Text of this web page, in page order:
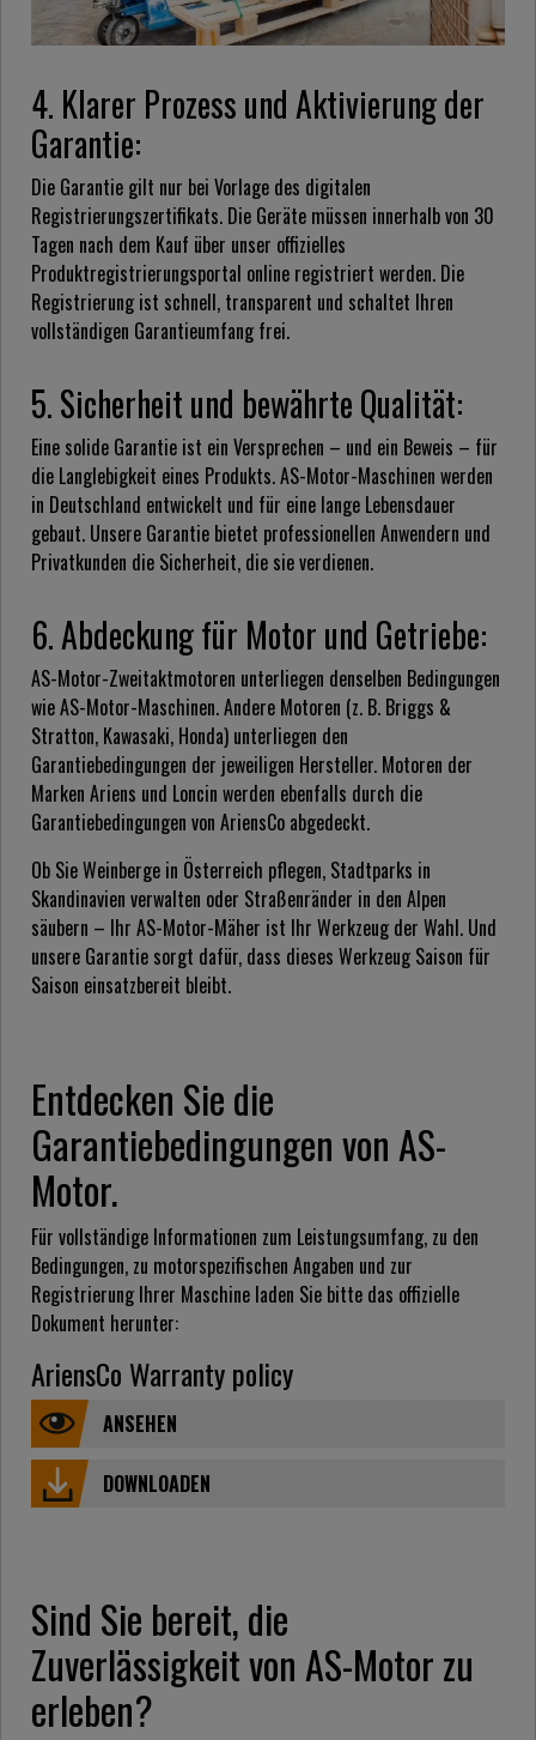
4. Klarer Prozess und Aktivierung der
Garantie:
Die Garantie gilt nur bei Vorlage des digitalen
Registrierungszertifikats. Die Geräte müssen innerhalb von 30
Tagen nach dem Kauf über unser offizielles
Produktregistrierungsportal online registriert werden. Die
Registrierung ist schnell, transparent und schaltet Ihren
vollständigen Garantieumfang frei.
5. Sicherheit und bewährte Qualität:
Eine solide Garantie ist ein Versprechen – und ein Beweis – für
die Langlebigkeit eines Produkts. AS-Motor-Maschinen werden
in Deutschland entwickelt und für eine lange Lebensdauer
gebaut. Unsere Garantie bietet professionellen Anwendern und
Privatkunden die Sicherheit, die sie verdienen.
6. Abdeckung für Motor und Getriebe:
AS-Motor-Zweitaktmotoren unterliegen denselben Bedingungen
wie AS-Motor-Maschinen. Andere Motoren (z. B. Briggs &
Stratton, Kawasaki, Honda) unterliegen den
Garantiebedingungen der jeweiligen Hersteller. Motoren der
Marken Ariens und Loncin werden ebenfalls durch die
Garantiebedingungen von AriensCo abgedeckt.
Ob Sie Weinberge in Österreich pflegen, Stadtparks in
Skandinavien verwalten oder Straßenränder in den Alpen
säubern – Ihr AS-Motor-Mäher ist Ihr Werkzeug der Wahl. Und
unsere Garantie sorgt dafür, dass dieses Werkzeug Saison für
Saison einsatzbereit bleibt.
Entdecken Sie die
Garantiebedingungen von AS-
Motor.
Für vollständige Informationen zum Leistungsumfang, zu den
Bedingungen, zu motorspezifischen Angaben und zur
Registrierung Ihrer Maschine laden Sie bitte das offizielle
Dokument herunter:
AriensCo Warranty policy
ANSEHEN
DOWNLOADEN
Sind Sie bereit, die
Zuverlässigkeit von AS-Motor zu
erleben?